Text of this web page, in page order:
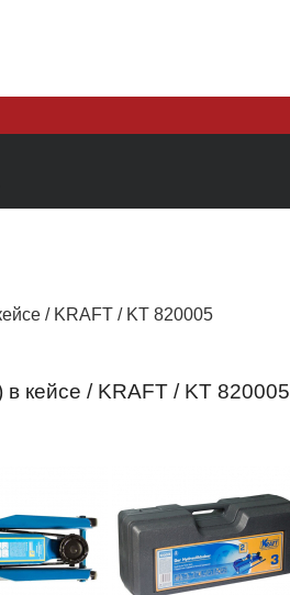
/ KRAFT / KT 820005
кейсе / KRAFT / KT 820005